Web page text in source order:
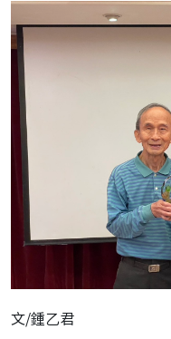
文/鍾乙君